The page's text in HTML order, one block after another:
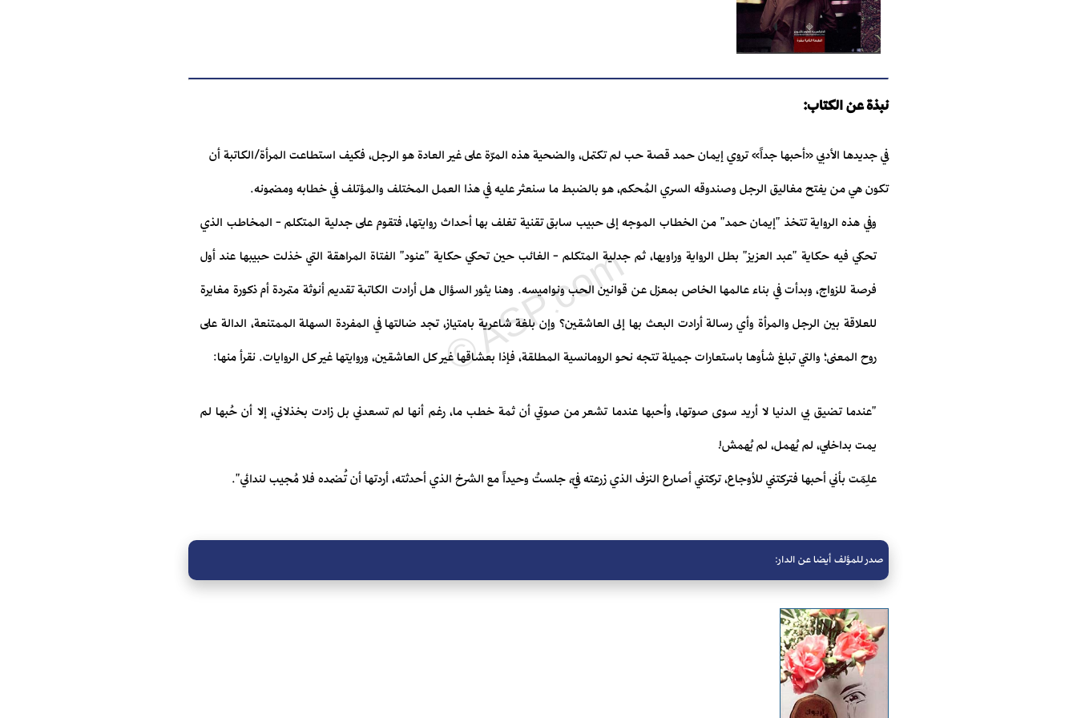
نبذة عن الكتاب:
في جديدها الأدبي «أحبها جداً» تروي إيمان حمد قصة حب لم تكتمل، والضحية هذه المرّة على غير العادة هو الرجل، فكيف استطاعت المرأة/الكاتبة أن
تكون هي من يفتح مغاليق الرجل وصندوقه السري المُحكم، هو بالضبط ما سنعثر عليه في هذا العمل المختلف والمؤتلف في خطابه ومضمونه.
وفي هذه الرواية تتخذ "إيمان حمد" من الخطاب الموجه إلى حبيب سابق تقنية تغلف بها أحداث روايتها، فتقوم على جدلية المتكلم - المخاطب الذي
تحكي فيه حكاية "عبد العزيز" بطل الرواية وراويها، ثم جدلية المتكلم - الغائب حين تحكي حكاية "عنود" الفتاة المراهقة التي خذلت حبيبها عند أول
فرصة للزواج، وبدأت في بناء عالمها الخاص بمعزل عن قوانين الحب ونواميسه. وهنا يثور السؤال هل أرادت الكاتبة تقديم أنوثة متمردة أم ذكورة مغايرة
للعلاقة بين الرجل والمرأة وأي رسالة أرادت البعث بها إلى العاشقين؟ وإن بلغة شاعرية بامتياز، تجد ضالتها في المفردة السهلة الممتنعة، الدالة على
روح المعنى؛ والتي تبلغ شأوها باستعارات جميلة تتجه نحو الرومانسية المطلقة، فإذا بعشاقها غير كل العاشقين، وروايتها غير كل الروايات. نقرأ منها:
"عندما تضيق بي الدنيا لا أريد سوى صوتها، وأحبها عندما تشعر من صوتي أن ثمة خطب ما، رغم أنها لم تسعدني بل زادت بخذلاني، إلا أن حُبها لم
يمت بداخلي، لم يُهمل، لم يُهمش!
علِمَت بأني أحبها فتركتني للأوجاع، تركتني أصارع النزف الذي زرعته فيّ، جلستُ وحيداً مع الشرخ الذي أحدثته، أردتها أن تُضمده فلا مُجيب لندائي".
صدر للمؤلف أيضا عن الدار: